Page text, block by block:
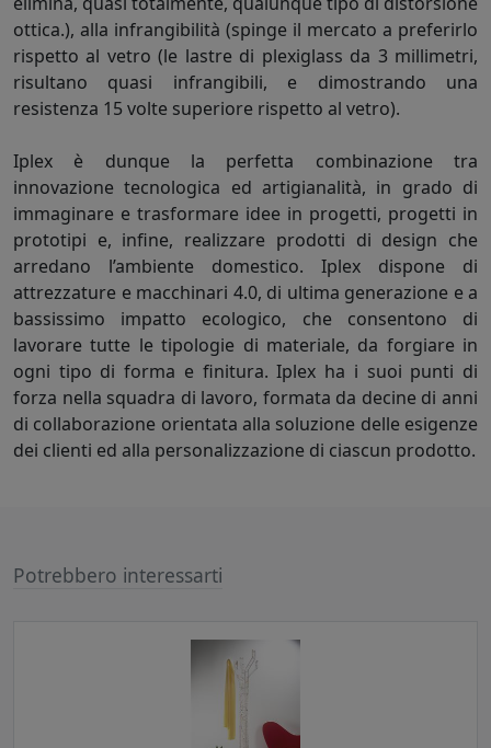
ottica.), alla infrangibilità (spinge il mercato a preferirlo
rispetto al vetro (le lastre di plexiglass da 3 millimetri,
risultano quasi infrangibili, e dimostrando una
resistenza 15 volte superiore rispetto al vetro).
Iplex è dunque la perfetta combinazione tra
innovazione tecnologica ed artigianalità, in grado di
immaginare e trasformare idee in progetti, progetti in
prototipi e, infine, realizzare prodotti di design che
arredano l’ambiente domestico. Iplex dispone di
attrezzature e macchinari 4.0, di ultima generazione e a
bassissimo impatto ecologico, che consentono di
lavorare tutte le tipologie di materiale, da forgiare in
ogni tipo di forma e finitura. Iplex ha i suoi punti di
forza nella squadra di lavoro, formata da decine di anni
di collaborazione orientata alla soluzione delle esigenze
dei clienti ed alla personalizzazione di ciascun prodotto.
Potrebbero interessarti